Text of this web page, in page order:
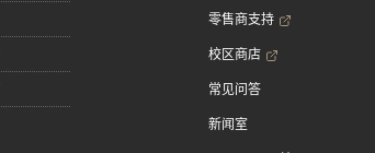
零售商支持
校区商店
常见问答
新闻室